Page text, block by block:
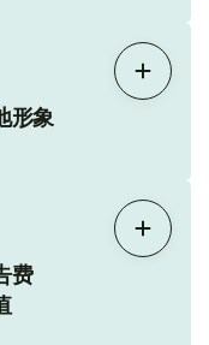
形象
展开
费
展开